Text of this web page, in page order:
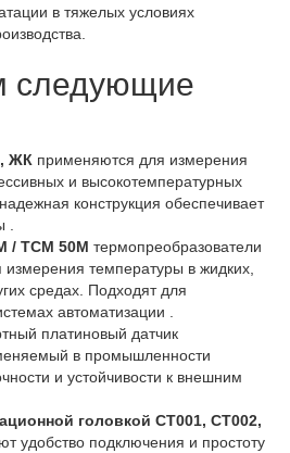
в тяжелых условиях
следующие
ЖК применяются для измерения
и высокотемпературных
конструкция обеспечивает
/ ТСМ 50М термопреобразователи
измерения температуры в жидких,
средах. Подходят для
автоматизации .
платиновый датчик
в промышленности
и устойчивости к внешним
головкой СТ001, СТ002,
удобство подключения и простоту